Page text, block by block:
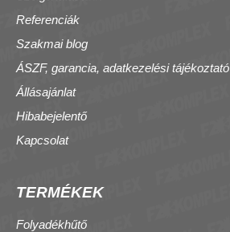
Referenciák
Szakmai blog
ÁSZF, garancia, adatkezelési tájékoztató
Állásajánlat
Hibabejelentő
Kapcsolat
TERMÉKEK
Folyadékhűtő